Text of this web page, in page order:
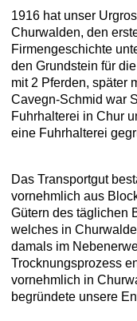
1916 hat unser
Churwalden, den
Firmengeschichte
den Grundstein für
mit 2 Pferden, später
Cavegn-Schmid war
Fuhrhalterei in Chur
eine Fuhrhalterei
Das Transportgut
vornehmlich aus
Gütern des täglichen
welches in
damals im
Trocknungsprozess
vornehmlich in
begründete unsere